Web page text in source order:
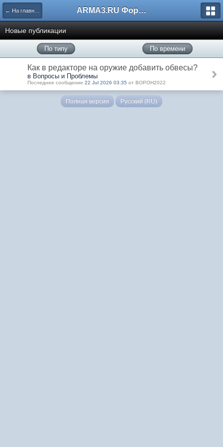
← На главную ARMA3.RU Форум
Новые публикации
По типу По времени
Как в редакторе на оружие добавить обвесы?
в Вопросы и Проблемы
Последнее сообщение 22 Jul 2026 03:35 от BOPOH2022
Полная версия Русский (RU)